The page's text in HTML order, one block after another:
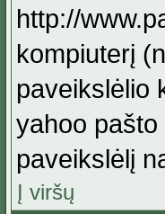
http://
kompiuterį
paveikslėlio
yahoo
paveikslėlį
Į viršų